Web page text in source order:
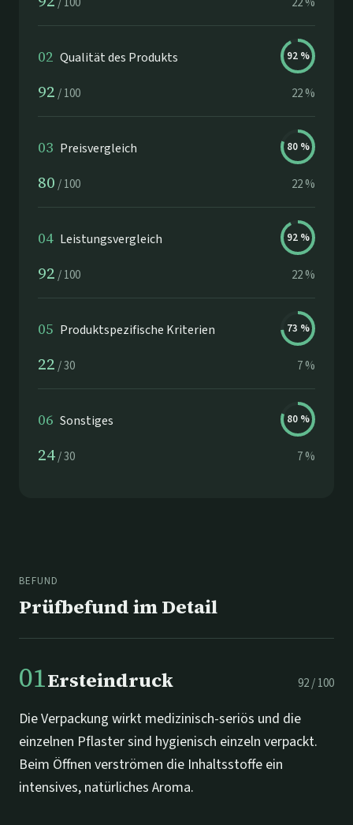
02 Qualität des Produkts 92%
92 /100 22%
03 Preisvergleich 80%
80 /100 22%
04 Leistungsvergleich 92%
92 /100 22%
05 Produktspezifische Kriterien 73 %
22 /30 7%
06 Sonstiges 80%
24/30 7%
BEFUND
Prüfbefund im Detail
01Ersteindruck 92/100
Die Verpackung wirkt medizinisch-seriös und die
einzelnen Pflaster sind hygienisch einzeln verpackt.
Beim Öffnen verströmen die Inhaltsstoffe ein
intensives, natürliches Aroma.